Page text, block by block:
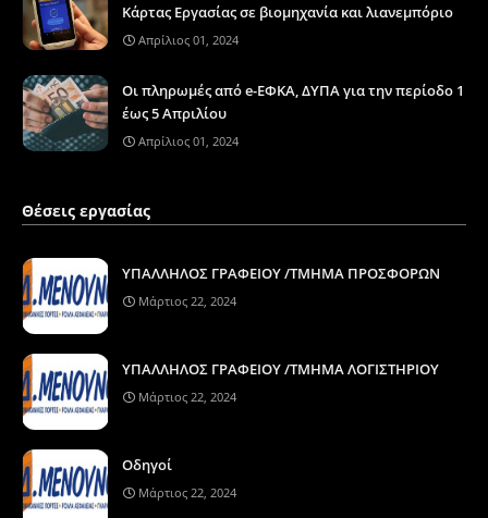
Κάρτας Εργασίας σε βιομηχανία και λιανεμπόριο
Απρίλιος 01, 2024
Οι πληρωμές από e-ΕΦΚΑ, ΔΥΠΑ για την περίοδο 1
έως 5 Απριλίου
Απρίλιος 01, 2024
Θέσεις εργασίας
ΥΠΑΛΛΗΛΟΣ ΓΡΑΦΕΙΟΥ /ΤΜΗΜΑ ΠΡΟΣΦΟΡΩΝ
Μάρτιος 22, 2024
ΥΠΑΛΛΗΛΟΣ ΓΡΑΦΕΙΟΥ /ΤΜΗΜΑ ΛΟΓΙΣΤΗΡΙΟΥ
Μάρτιος 22, 2024
Οδηγοί
Μάρτιος 22, 2024